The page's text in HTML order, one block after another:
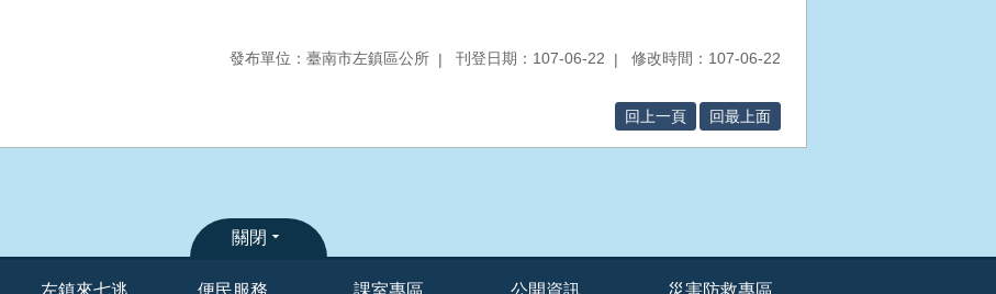
發布單位：臺南市左鎮區公所 刊登日期：107-06-22 修改時間：107-06-22
回上一頁 回最上面
關閉